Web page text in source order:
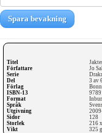
Titel
Författare
Jo
Serie
Del
3 av
Förlag
ISBN-13
Format
Språk
Utgivning
Sidor
128
Storlek
216
Vikt
325 g
Spara bevakning